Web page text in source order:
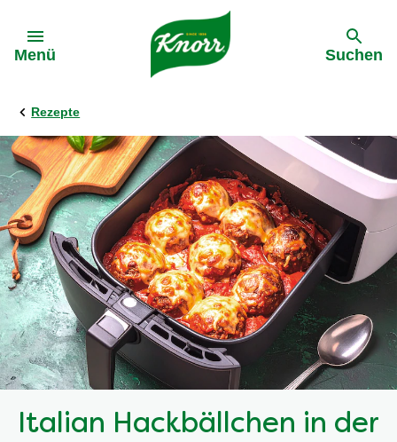
Menü Suchen
Rezepte
Italian Hackbällchen in der